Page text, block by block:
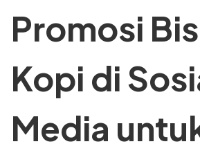
Promosi
Kopi di
Media